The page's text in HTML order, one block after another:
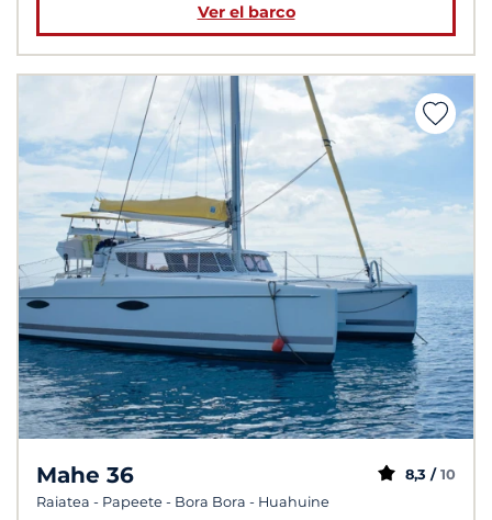
Ver el barco
Mahe 36
Raiatea - Papeete - Bora Bora - Huahuine
8,3 / 10